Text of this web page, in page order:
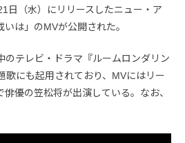
日（水）にリリースしたニュー・ア
は」のMVが公開された。
のテレビ・ドラマ『ルームロンダリン
歌にも起用されており、MVにはリー
優の笠松将が出演している。なお、